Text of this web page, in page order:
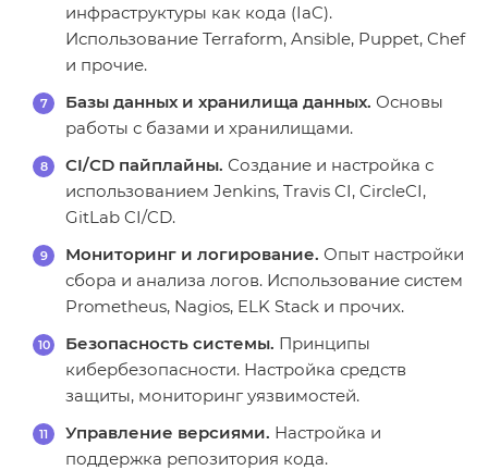
инфраструктуры как кода (IaC).
Использование Terraform, Ansible, Puppet, Chef
и прочие.
Базы данных и хранилища данных. Основы
работы с базами и хранилищами.
CI/CD пайплайны. Создание и настройка с
использованием Jenkins, Travis CI, CircleCI,
GitLab CI/CD.
Мониторинг и логирование. Опыт настройки
сбора и анализа логов. Использование систем
Prometheus, Nagios, ELK Stack и прочих.
Безопасность системы. Принципы
кибербезопасности. Настройка средств
защиты, мониторинг уязвимостей.
Управление версиями. Настройка и
поддержка репозитория кода.